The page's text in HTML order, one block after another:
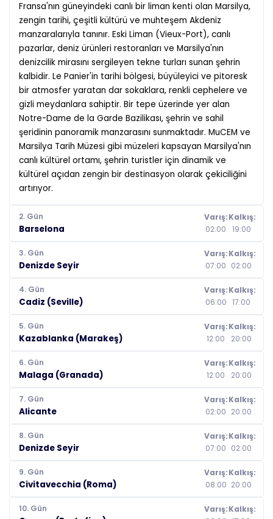
Fransa'nın güneyindeki canlı bir liman kenti olan Marsilya,
zengin tarihi, çeşitli kültürü ve muhteşem Akdeniz
manzaralarıyla tanınır. Eski Liman (Vieux-Port), canlı
pazarlar, deniz ürünleri restoranları ve Marsilya'nın
denizcilik mirasını sergileyen tekne turları sunan şehrin
kalbidir. Le Panier'in tarihi bölgesi, büyüleyici ve pitoresk
bir atmosfer yaratan dar sokaklara, renkli cephelere ve
gizli meydanlara sahiptir. Bir tepe üzerinde yer alan
Notre-Dame de la Garde Bazilikası, şehrin ve sahil
şeridinin panoramik manzarasını sunmaktadır. MuCEM ve
Marsilya Tarih Müzesi gibi müzeleri kapsayan Marsilya'nın
canlı kültürel ortamı, şehrin turistler için dinamik ve
kültürel açıdan zengin bir destinasyon olarak çekiciliğini
artırıyor.
2. Gün
Barselona
Varış:
02:00
Kalkış:
19:00
3. Gün
Denizde Seyir
Varış:
07:00
Kalkış:
02:00
4. Gün
Cadiz (Seville)
Varış:
06:00
Kalkış:
17:00
5. Gün
Kazablanka (Marakeş)
Varış:
12:00
Kalkış:
20:00
6. Gün
Malaga (Granada)
Varış:
12:00
Kalkış:
20:00
7. Gün
Alicante
Varış:
02:00
Kalkış:
20:00
8. Gün
Denizde Seyir
Varış:
07:00
Kalkış:
02:00
9. Gün
Civitavecchia (Roma)
Varış:
08:00
Kalkış:
20:00
10. Gün
Varış:Kalkış: